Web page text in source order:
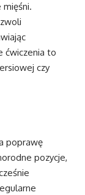
ćwiczenia to
czy
poprawę
pozycje,